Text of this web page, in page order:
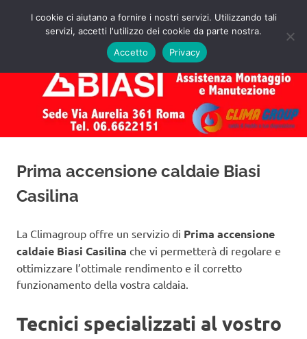
Assistenza
Caldaie
Biasi
Roma
Preventivo!
MENU
Prima accensione caldaie Biasi
Casilina
La Climagroup offre un servizio di Prima accensione
caldaie Biasi Casilina che vi permetterà di regolare e
ottimizzare l’ottimale rendimento e il corretto
funzionamento della vostra caldaia.
Tecnici specializzati al vostro
I cookie ci aiutano a fornire i nostri servizi. Utilizzando tali
servizi, accetti l'utilizzo dei cookie da parte nostra.
Accetto
Privacy